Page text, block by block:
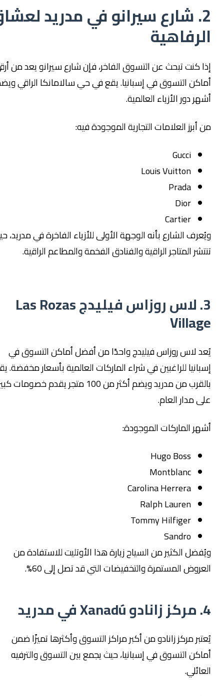
2. شارع سيرانو في مدريد لعشاق
كنت تبحث عن التسوق الفاخر، فإن شارع سيرانو يعد من أرقى
التسوق في إسبانيا. يقع في حي سالامانكا الراقي ويضم
دور الأزياء العالمية.
أبرز العلامات التجارية الموجودة فيه:
Gucci
Louis Vuitton
Prada
Dior
Cartier
الشارع بأنه الوجهة الأولى للأزياء الفاخرة في مدريد، حيث
المتاجر الراقية والفنادق الفخمة والمطاعم الراقية.
3. لاس روزاس فيليدج Las Rozas
لاس روزاس فيليدج واحدًا من أفضل أماكن التسوق في
للراغبين في شراء الماركات العالمية بأسعار مخفضة. يقع
بالقرب من مدريد ويضم أكثر من 100 متجر يقدم خصومات كبيرة
مدار العام.
الماركات الموجودة:
Hugo Boss
Montblanc
Carolina Herrera
Ralph Lauren
Tommy Hilfiger
Sandro
الكثير من السياح زيارة هذا الأوتليت للاستفادة من
المستمرة والتخفيضات التي قد تصل إلى 60%.
مركز زانادو من أكبر مراكز التسوق وأكثرها تميزًا ضمن
التسوق في إسبانيا، حيث يجمع بين التسوق والترفيه